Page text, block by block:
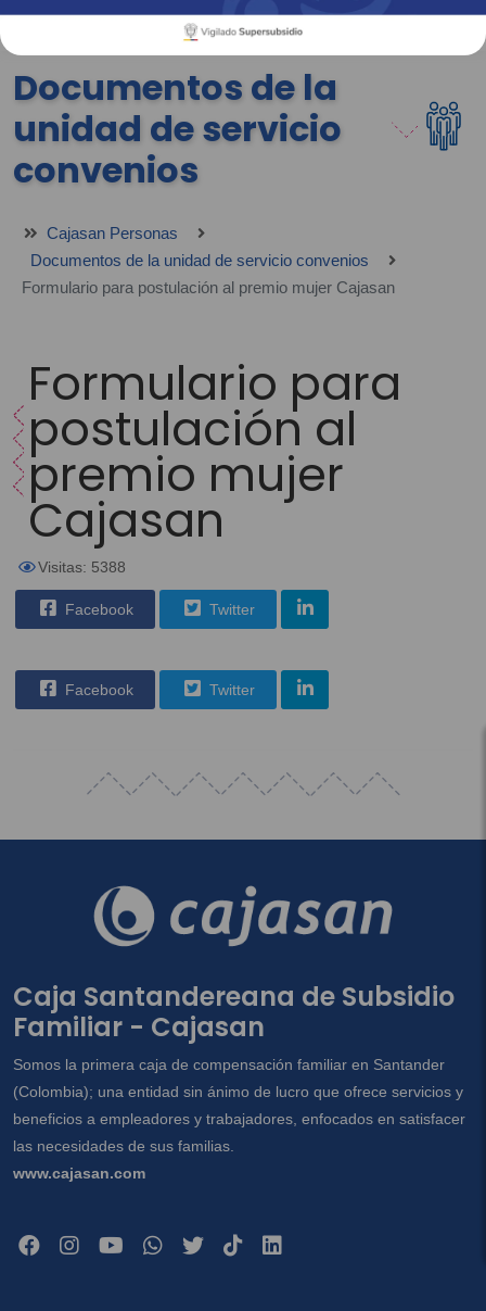
Documentos de la
unidad de servicio
convenios
Cajasan Personas
Documentos de la unidad de servicio convenios
Formulario para postulación al premio mujer Cajasan
Formulario para
postulación al
premio mujer
Cajasan
Visitas: 5388
Facebook Twitter
Facebook Twitter
Caja Santandereana de Subsidio
Familiar - Cajasan
Somos la primera caja de compensación familiar en Santander
(Colombia); una entidad sin ánimo de lucro que ofrece servicios y
beneficios a empleadores y trabajadores, enfocados en satisfacer
las necesidades de sus familias.
www.cajasan.com